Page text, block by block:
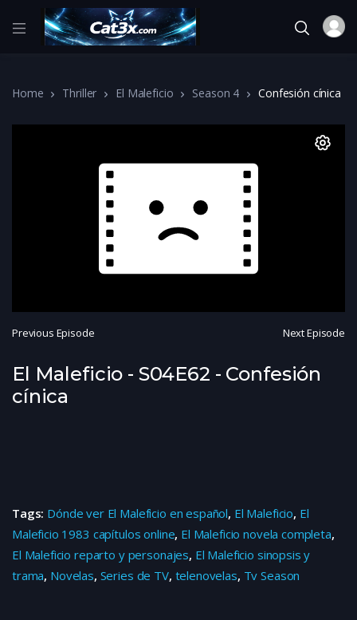
Home Thriller El Maleficio Season 4 Confesión cínica
Previous Episode Next Episode
El Maleficio - S04E62 - Confesión
cínica
Tags: Dónde ver El Maleficio en español, El Maleficio, El
Maleficio 1983 capítulos online, El Maleficio novela completa,
El Maleficio reparto y personajes, El Maleficio sinopsis y
trama, Novelas, Series de TV, telenovelas, Tv Season